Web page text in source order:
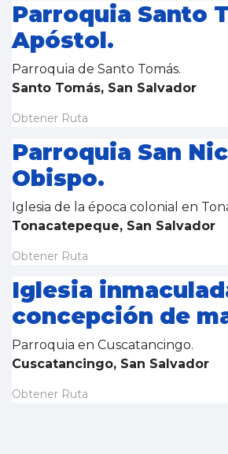
Parroquia Santo
Apóstol.
Parroquia de Santo Tomás.
Santo Tomás, San Salvador
Obtener Ruta
Parroquia San
Obispo.
Iglesia de la época colonial en
Tonacatepeque, San Salvador
Obtener Ruta
Iglesia
concepción de
Parroquia en Cuscatancingo.
Cuscatancingo, San Salvador
Obtener Ruta